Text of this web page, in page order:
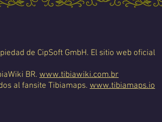
de CipSoft GmbH. El sitio web oficial
BR. www.tibiawiki.com.br
al fansite Tibiamaps. www.tibiamaps.io